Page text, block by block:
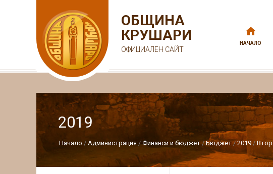
ОБЩИНА
КРУШАРИ
ОФИЦИАЛЕН САЙТ
НАЧАЛО
2019
Начало Администрация Финанси и бюджет Бюджет 2019